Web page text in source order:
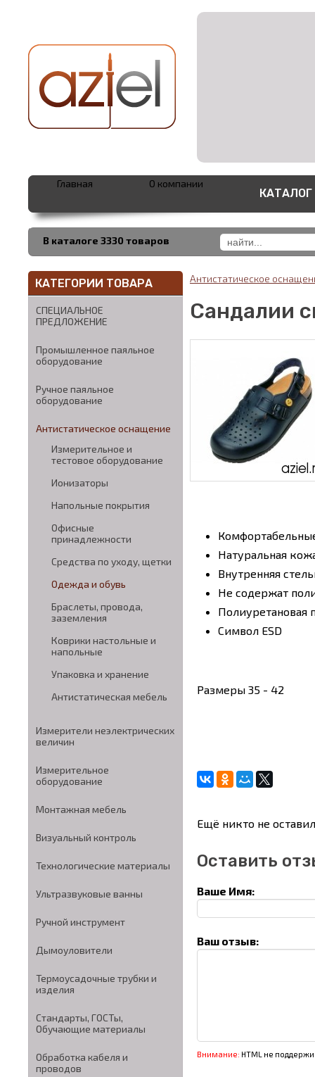
В каталоге 3330 товаров
Главная О компании
КАТАЛОГ
КАТЕГОРИИ ТОВАРА
СПЕЦИАЛЬНОЕ
ПРЕДЛОЖЕНИЕ
Промышленное паяльное
оборудование
Ручное паяльное
оборудование
Антистатическое оснащение
Измерительное и
тестовое оборудование
Ионизаторы
Напольные покрытия
Офисные
принадлежности
Средства по уходу, щетки
Одежда и обувь
Браслеты, провода,
заземления
Коврики настольные и
напольные
Упаковка и хранение
Антистатическая мебель
Измерители неэлектрических
величин
Измерительное
оборудование
Монтажная мебель
Визуальный контроль
Технологические материалы
Ультразвуковые ванны
Ручной инструмент
Дымоуловители
Термоусадочные трубки и
изделия
Стандарты, ГОСТы,
Обучающие материалы
Обработка кабеля и
проводов
Антистатическое
Сандалии
Натуральная
Внутренняя
Не содержат
Полиуретановая
Символ ESD
Размеры 35 - 42
Ещё никто не
Оставить
Ваше Имя:
Ваш отзыв:
Внимание: HTML не